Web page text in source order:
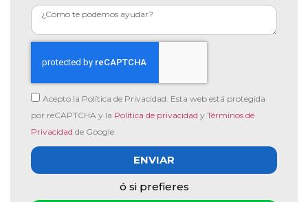
Acepto la Política de Privacidad. Esta web está protegida
por reCAPTCHA y la Política de privacidad y Términos de
Privacidad de Google
ENVIAR
ó si prefieres